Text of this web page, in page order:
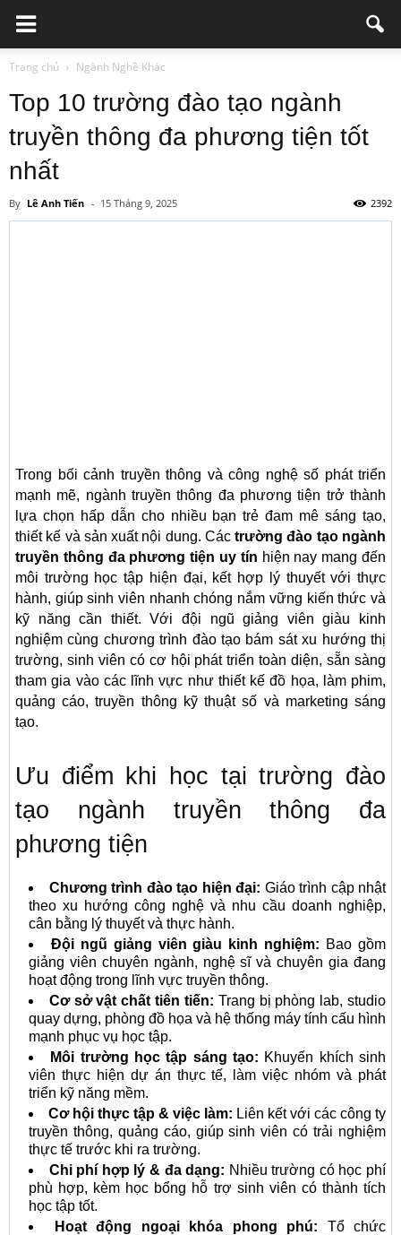
Trang chủ Ngành Nghề Khác
Top 10 trường đào tạo ngành
truyền thông đa phương tiện tốt
nhất
By Lê Anh Tiến - 15 Tháng 9, 2025 2392
Trong bối cảnh truyền thông và công nghệ số phát triển
mạnh mẽ, ngành truyền thông đa phương tiện trở thành
lựa chọn hấp dẫn cho nhiều bạn trẻ đam mê sáng tạo,
thiết kế và sản xuất nội dung. Cáctrường đào tạo ngành
truyền thông đa phương tiện uy tín hiện nay mang đến
môi trường học tập hiện đại, kết hợp lý thuyết với thực
hành, giúp sinh viên nhanh chóng nắm vững kiến thức và
kỹ năng cần thiết. Với đội ngũ giảng viên giàu kinh
nghiệm cùng chương trình đào tạo bám sát xu hướng thị
trường, sinh viên có cơ hội phát triển toàn diện, sẵn sàng
tham gia vào các lĩnh vực như thiết kế đồ họa, làm phim,
quảng cáo, truyền thông kỹ thuật số và marketing sáng
tạo.
Ưu điểm khi học tại trường đào
tạo ngành truyền thông đa
phương tiện
Chương trình đào tạo hiện đại: Giáo trình cập nhật
theo xu hướng công nghệ và nhu cầu doanh nghiệp,
cân bằng lý thuyết và thực hành.
Đội ngũ giảng viên giàu kinh nghiệm: Bao gồm
giảng viên chuyên ngành, nghệ sĩ và chuyên gia đang
hoạt động trong lĩnh vực truyền thông.
Cơ sở vật chất tiên tiến: Trang bị phòng lab, studio
quay dựng, phòng đồ họa và hệ thống máy tính cấu hình
mạnh phục vụ học tập.
Môi trường học tập sáng tạo: Khuyến khích sinh
viên thực hiện dự án thực tế, làm việc nhóm và phát
triển kỹ năng mềm.
Cơ hội thực tập & việc làm: Liên kết với các công ty
truyền thông, quảng cáo, giúp sinh viên có trải nghiệm
thực tế trước khi ra trường.
Chi phí hợp lý & đa dạng: Nhiều trường có học phí
phù hợp, kèm học bổng hỗ trợ sinh viên có thành tích
học tập tốt.
Hoạt động ngoại khóa phong phú: Tổ chức